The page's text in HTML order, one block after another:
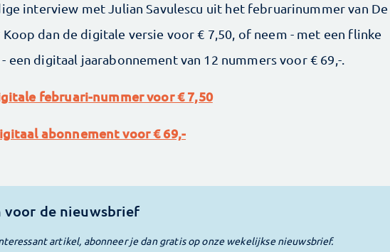
interview met Julian Savulescu uit het februarinummer van De
Koop dan de digitale versie voor € 7,50, of neem - met een flinke
een digitaal jaarabonnement van 12 nummers voor € 69,-.
februari-nummer voor € 7,50
abonnement voor € 69,-
voor de nieuwsbrief
artikel, abonneer je dan gratis op onze wekelijkse nieuwsbrief.